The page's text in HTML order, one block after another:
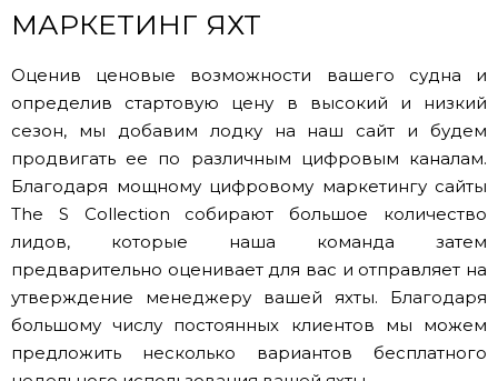
МАРКЕТИНГ ЯХТ
Оценив ценовые возможности вашего судна и
определив стартовую цену в высокий и низкий
сезон, мы добавим лодку на наш сайт и будем
продвигать ее по различным цифровым каналам.
Благодаря мощному цифровому маркетингу сайты
The S Collection собирают большое количество
лидов, которые наша команда затем
предварительно оценивает для вас и отправляет на
утверждение менеджеру вашей яхты. Благодаря
большому числу постоянных клиентов мы можем
предложить несколько вариантов бесплатного